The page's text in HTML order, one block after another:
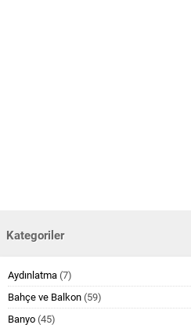
Kategoriler
Aydınlatma (7)
Bahçe ve Balkon (59)
Banyo (45)